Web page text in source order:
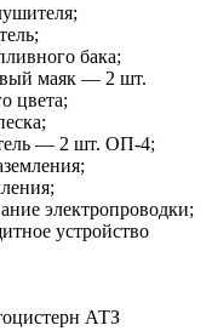
бака;
маяк — 2 шт.
цвета;
— 2 шт. ОП-4;
электропроводки;
устройство
АТЗ